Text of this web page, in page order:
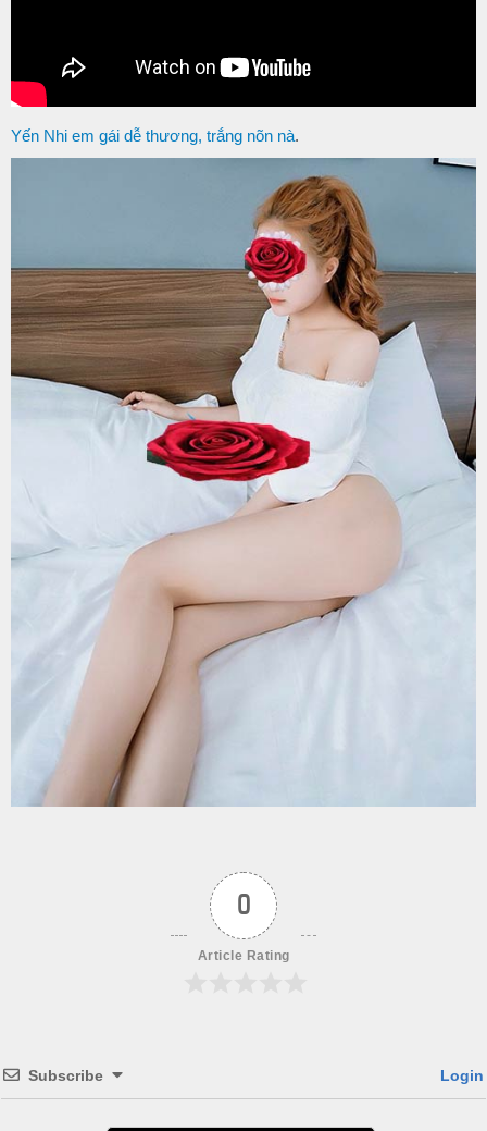
Yến Nhi em gái dễ thương, trắng nõn nà.
0
Article Rating
Subscribe Login